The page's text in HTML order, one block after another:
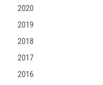
2020
2019
2018
2017
2016